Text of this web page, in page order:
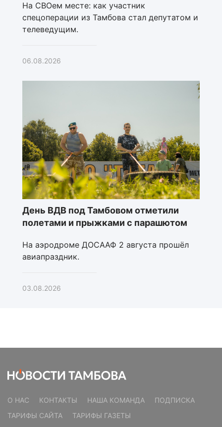
На СВОем месте: как участник
спецоперации из Тамбова стал депутатом и
телеведущим.
06.08.2026
День ВДВ под Тамбовом отметили
полетами и прыжками с парашютом
На аэродроме ДОСААФ 2 августа прошёл
авиапраздник.
03.08.2026
О НАС КОНТАКТЫ НАША КОМАНДА
ПОДПИСКА
ТАРИФЫ САЙТА
ТАРИФЫ ГАЗЕТЫ